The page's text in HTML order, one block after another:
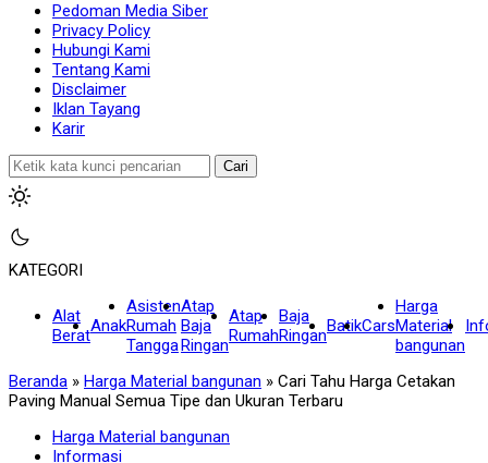
Pedoman Media Siber
Privacy Policy
Hubungi Kami
Tentang Kami
Disclaimer
Iklan Tayang
Karir
Cari
KATEGORI
Alat
BeratAnak
Asisten
Rumah
Tangga
Atap
Baja
Ringan
Atap
Rumah
Baja
RinganBatikCars
Harga
Material
bangunan
Beranda » Harga Material bangunan » Cari Tahu Harga Cetakan
Paving Manual Semua Tipe dan Ukuran Terbaru
Harga Material bangunan
Informasi